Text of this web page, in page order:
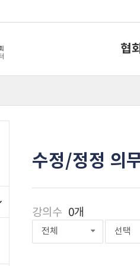
협
수정/정정 의
강의수 0개
전체 선택